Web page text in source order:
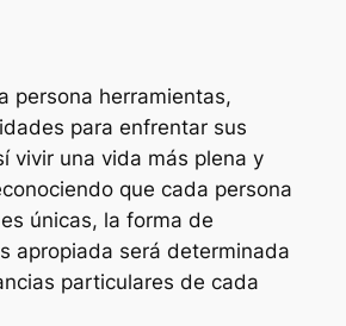
persona herramientas,
para enfrentar sus
vivir una vida más plena y
que cada persona
únicas, la forma de
apropiada será determinada
particulares de cada